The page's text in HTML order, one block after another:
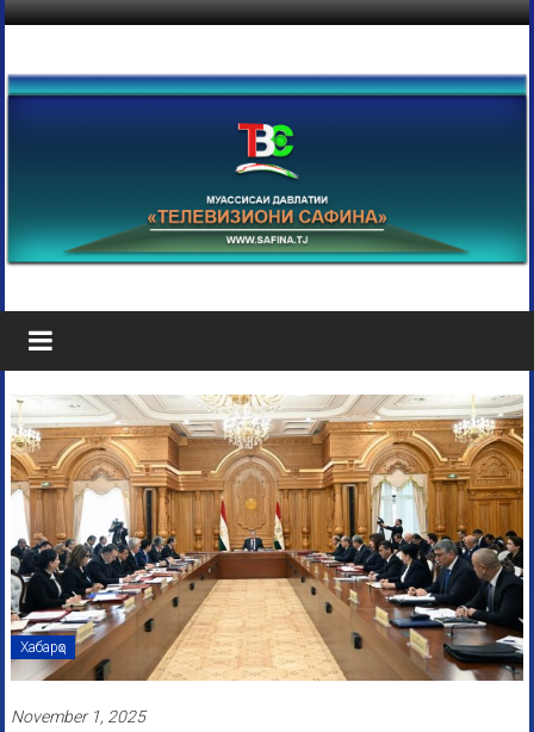
Хабарҳо
November 1, 2025